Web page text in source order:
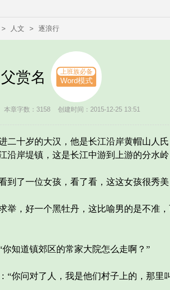
> 人文 > 逐浪行
赏名 上班族必备
Word模式
本章字数：3158 创建时间：2015-12-25 13:51
十岁的大汉，他是长江沿岸黄帽山人氏
沿岸堤镇，这是长江中游到上游的分水
了一位女孩，看了看，这这女孩很秀美
，好一个黑牡丹，这比喻男的是不准，
道镇郊区的常家大院怎么走啊？”
问对了人，我是他们村子上的，那里